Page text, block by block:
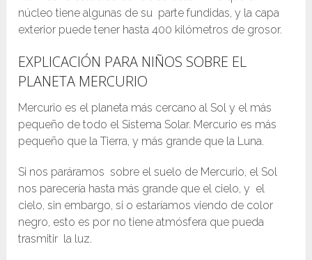
núcleo tiene algunas de su parte fundidas, y la capa
exterior puede tener hasta 400 kilómetros de grosor.
EXPLICACIÓN PARA NIÑOS SOBRE EL
PLANETA MERCURIO
Mercurio es el planeta más cercano al Sol y el más
pequeño de todo el Sistema Solar. Mercurio es más
pequeño que la Tierra, y más grande que la Luna.
Si nos paráramos sobre el suelo de Mercurio, el Sol
nos parecería hasta más grande que el cielo, y el
cielo, sin embargo, si o estaríamos viendo de color
negro, esto es por no tiene atmósfera que pueda
trasmitir la luz.